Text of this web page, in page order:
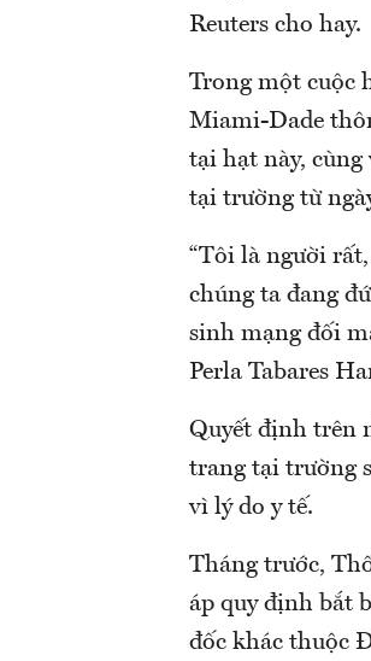
Reuters cho hay.
Trong một cuộc
Miami-Dade
tại hạt này,
tại trường từ
“Tôi là người
chúng ta đang
sinh mạng đối
Perla Tabares
Quyết định trên
trang tại trường
vì lý do y tế.
Tháng trước,
áp quy định bắt
đốc khác thuộc